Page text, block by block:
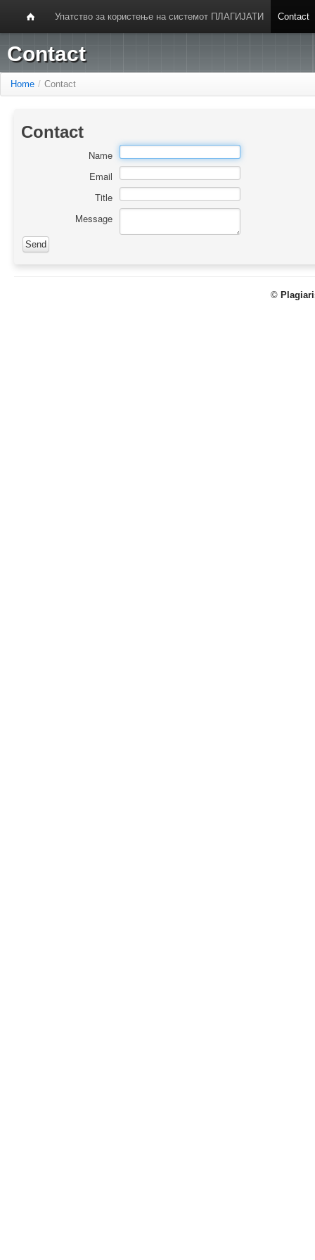
Упатство за користење на системот ПЛАГИЈАТИ Contact
Contact
Home / Contact
Contact
Name
Email
Title
Message
©